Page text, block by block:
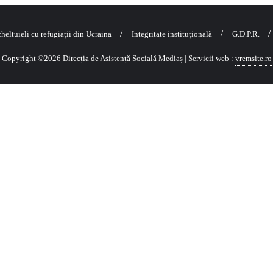
cu refugiații din Ucraina Integritate instituțională G.D.P.R.
Copyright ©2026 Direcția de Asistență Socială Mediaș | Servicii web : vremsite.ro